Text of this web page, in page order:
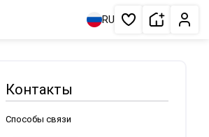
RU Избранное
Сдать
Контакты
Способы связи